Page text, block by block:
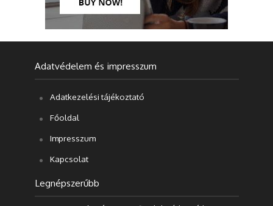
Adatvédelem és impresszum
Adatkezelési tájékoztató
Főoldal
Impresszum
Kapcsolat
Legnépszerűbb